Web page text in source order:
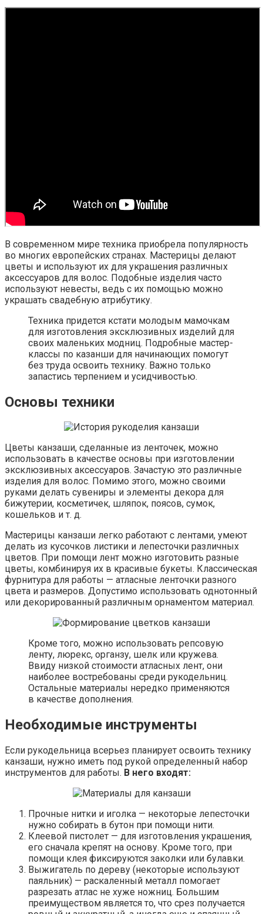
В современном мире техника приобрела популярность
во многих европейских странах. Мастерицы делают
цветы и используют их для украшения различных
аксессуаров для волос. Подобные изделия часто
используют невесты, ведь с их помощью можно
украшать свадебную атрибутику.
Техника придется кстати молодым мамочкам
для изготовления эксклюзивных изделий для
своих маленьких модниц. Подробные мастер-
классы по казанши для начинающих помогут
без труда освоить технику. Важно только
запастись терпением и усидчивостью.
Основы техники
Цветы канзаши, сделанные из ленточек, можно
использовать в качестве основы при изготовлении
эксклюзивных аксессуаров. Зачастую это различные
изделия для волос. Помимо этого, можно своими
руками делать сувениры и элементы декора для
бижутерии, косметичек, шляпок, поясов, сумок,
кошельков и т. д.
Мастерицы канзаши легко работают с лентами, умеют
делать из кусочков листики и лепесточки различных
цветов. При помощи лент можно изготовить разные
цветы, комбинируя их в красивые букеты. Классическая
фурнитура для работы — атласные ленточки разного
цвета и размеров. Допустимо использовать однотонный
или декорированный различным орнаментом материал.
Кроме того, можно использовать репсовую
ленту, люрекс, органзу, шелк или кружева.
Ввиду низкой стоимости атласных лент, они
наиболее востребованы среди рукодельниц.
Остальные материалы нередко применяются
в качестве дополнения.
Необходимые инструменты
Если рукодельница всерьез планирует освоить технику
канзаши, нужно иметь под рукой определенный набор
инструментов для работы. В него входят:
Прочные нитки и иголка — некоторые лепесточки
нужно собирать в бутон при помощи нити.
Клеевой пистолет — для изготовления украшения,
его сначала крепят на основу. Кроме того, при
помощи клея фиксируются заколки или булавки.
Выжигатель по дереву (некоторые используют
паяльник) — раскаленный металл помогает
разрезать атлас не хуже ножниц. Большим
преимуществом является то, что срез получается